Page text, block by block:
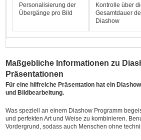
Personalisierung der
Übergänge pro Bild
Kontrolle über
Gesamtdauer
Diashow
Maßgebliche Informationen zu
Präsentationen
Für eine hilfreiche Präsentation hat ein
und Bildbearbeitung.
Was speziell an einem Diashow Programm
und perfekten Art und Weise zu kombinieren.
Vordergrund, sodass auch Menschen ohne